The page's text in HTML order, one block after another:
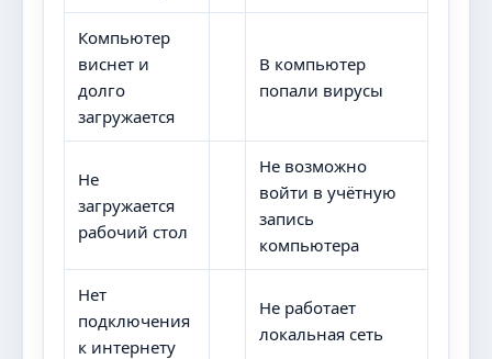
Компьютер
виснет и
долго
загружается
В компьютер
попали вирусы
Не
загружается
рабочий стол
Не возможно
войти в учётную
запись
компьютера
Нет
подключения
к интернету
Не работает
локальная сеть